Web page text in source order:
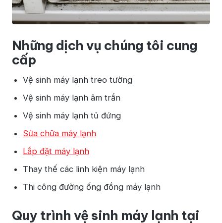
Những dịch vụ chúng tôi cung
cấp
Vệ sinh máy lạnh treo tường
Vệ sinh máy lạnh âm trần
Vệ sinh máy lạnh tủ đứng
Sửa chữa máy lạnh
Lắp đặt máy lạnh
Thay thế các linh kiện máy lạnh
Thi công đường ống đồng máy lạnh
Quy trình vệ sinh máy lạnh tại